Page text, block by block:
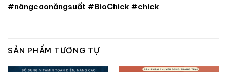
#nângcaonăngsuất #BioChick #chick
SẢN PHẨM TƯƠNG TỰ